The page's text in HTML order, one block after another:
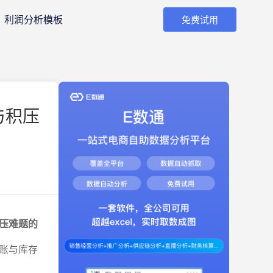
利润分析模板 免费试用
压
难题的
与库存